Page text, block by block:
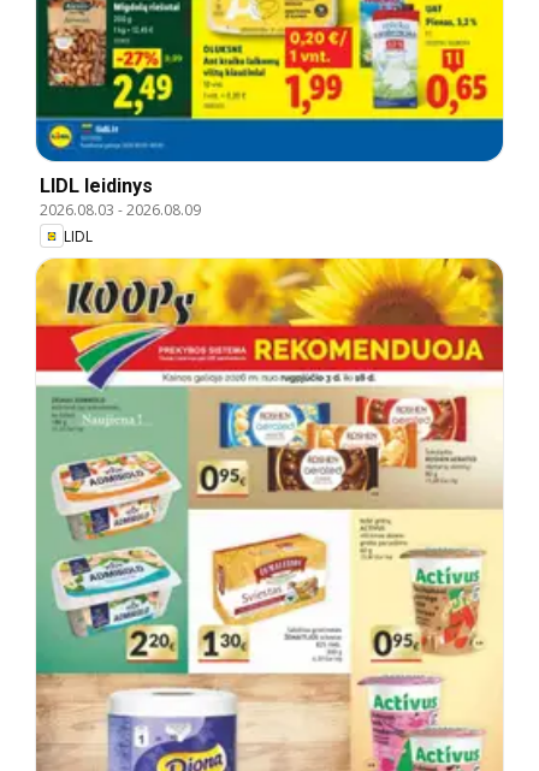
LIDL leidinys
2026.08.03 -2026.08.09
LIDL